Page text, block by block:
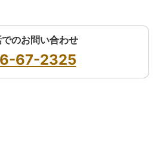
のお問い合わせ
67-2325